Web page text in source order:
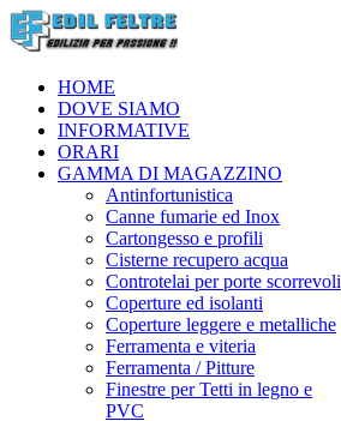
HOME
DOVE SIAMO
INFORMATIVE
ORARI
GAMMA DI MAGAZZINO
Antinfortunistica
Canne fumarie ed Inox
Cartongesso e profili
Cisterne recupero acqua
Controtelai per porte scorrevoli
Coperture ed isolanti
Coperture leggere e metalliche
Ferramenta e viteria
Ferramenta / Pitture
Finestre per Tetti in legno e
PVC